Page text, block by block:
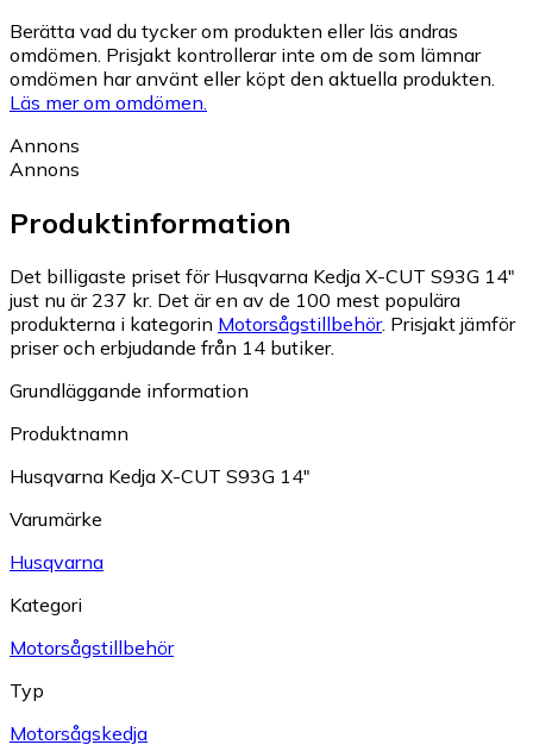
Berätta vad du tycker om produkten eller läs andras
omdömen. Prisjakt kontrollerar inte om de som lämnar
omdömen har använt eller köpt den aktuella produkten.
Läs mer om omdömen.
Annons
Annons
Produktinformation
Det billigaste priset för Husqvarna Kedja X-CUT S93G 14"
just nu är 237 kr. Det är en av de 100 mest populära
produkterna i kategorin Motorsågstillbehör. Prisjakt jämför
priser och erbjudande från 14 butiker.
Grundläggande information
Produktnamn
Husqvarna Kedja X-CUT S93G 14"
Varumärke
Husqvarna
Kategori
Motorsågstillbehör
Typ
Motorsågskedja